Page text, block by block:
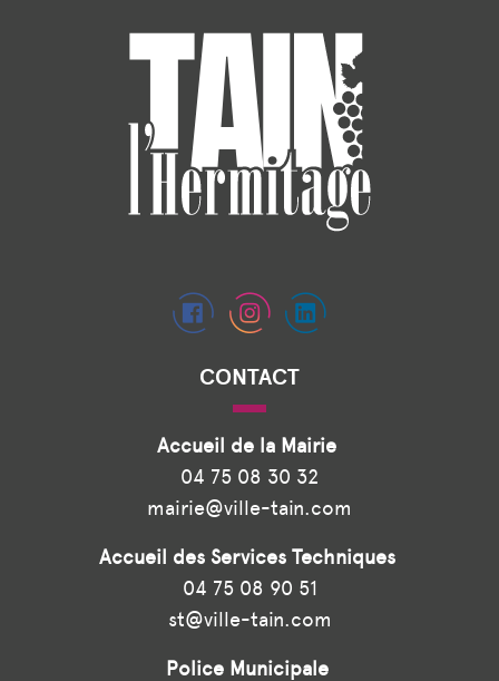
CONTACT
Accueil de la Mairie
04 75 08 30 32
mairie@ville-tain.com
Accueil des Services Techniques
04 75 08 90 51
st@ville-tain.com
Police Municipale